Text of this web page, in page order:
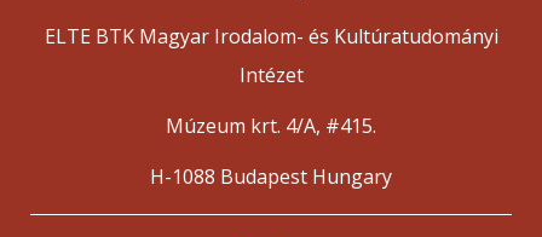
ELTE BTK Magyar Irodalom- és Kultúratudományi
Intézet
Múzeum krt. 4/A, #415.
H-1088 Budapest Hungary